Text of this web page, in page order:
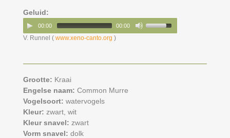
Geluid:
00:00 00:00
V. Runnel ( www.xeno-canto.org )
Grootte: Kraai
Engelse naam: Common Murre
Vogelsoort: watervogels
Kleur: zwart, wit
Kleur snavel: zwart
Vorm snavel: dolk